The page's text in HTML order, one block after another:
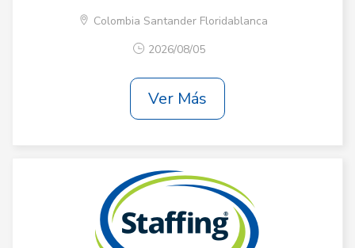
Colombia Santander Floridablanca
2026/08/05
Ver Más